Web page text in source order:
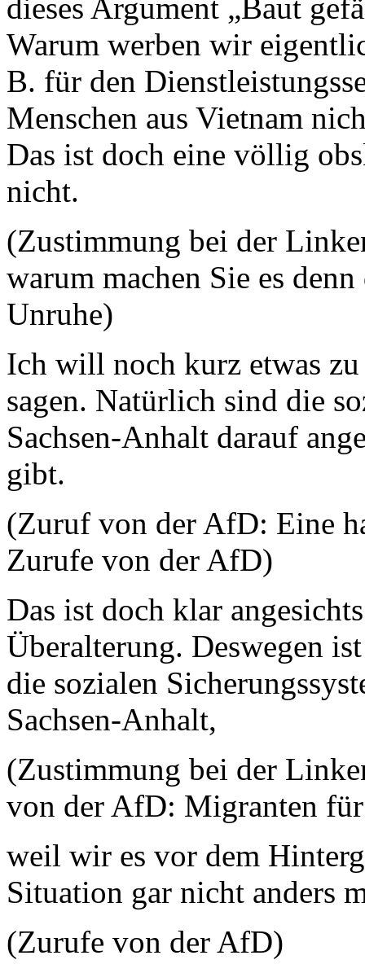
dieses Argument „Baut
Warum werben wir
B. für den
Menschen aus Vietnam
Das ist doch eine völlig
nicht.
(Zustimmung bei der
warum machen Sie es
Unruhe)
Ich will noch kurz etwas zu
sagen. Natürlich sind die
Sachsen-Anhalt darauf
gibt.
(Zuruf von der AfD: Eine
Zurufe von der AfD)
Das ist doch klar
Überalterung. Deswegen
die sozialen
Sachsen-Anhalt,
(Zustimmung bei der
von der AfD: Migranten
weil wir es vor dem
Situation gar nicht anders
(Zurufe von der AfD)